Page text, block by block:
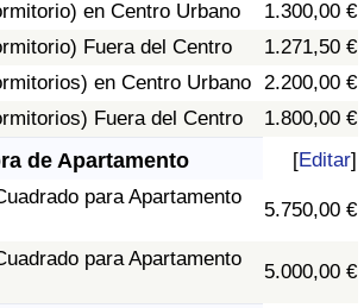
en Centro Urbano
1.300,00 €
Fuera del Centro
1.271,50 €
en Centro Urbano 2.200,00 €
Fuera del Centro
1.800,00 €
de Apartamento [Editar]
para Apartamento
5.750,00 €
para Apartamento
5.000,00 €